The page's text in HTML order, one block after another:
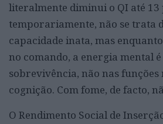
literalmente diminui o QI até 13
temporariamente, não se trata
capacidade inata, mas
no comando, a energia mental
sobrevivência, não nas funções
cognição. Com fome, de facto,
O Rendimento Social de